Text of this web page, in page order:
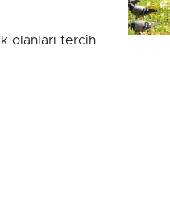
olanları tercih